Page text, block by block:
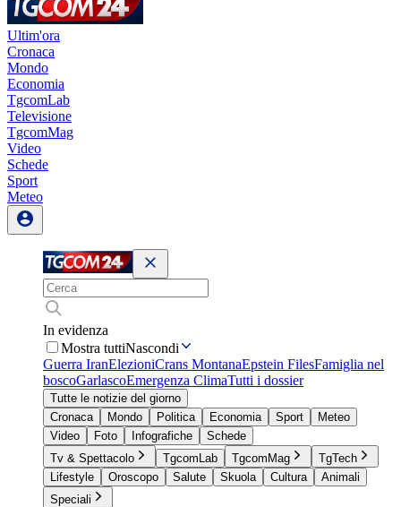
Ultim'ora
Cronaca
Mondo
Economia
TgcomLab
Televisione
TgcomMag
Video
Schede
Sport
Meteo
In evidenza
Mostra tuttiNascondi
Guerra IranElezioniCrans MontanaEpstein FilesFamiglia nel
boscoGarlascoEmergenza ClimaTutti i dossier
Tutte le notizie del giorno
Cronaca
Mondo Politica Economia Sport
Meteo
Video
Foto Infografiche
Schede
Tv & Spettacolo
TgcomLab TgcomMag
TgTech
Lifestyle
Oroscopo Salute Skuola Cultura
Animali
Speciali